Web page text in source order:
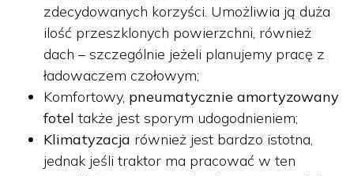
zdecydowanych korzyści. Umożliwia ją duża
ilość przeszklonych powierzchni, również
dach – szczególnie jeżeli planujemy pracę z
ładowaczem czołowym;
Komfortowy, pneumatycznie amortyzowany
fotel także jest sporym udogodnieniem;
Klimatyzacja również jest bardzo istotna,
jednak jeśli traktor ma pracować w ten